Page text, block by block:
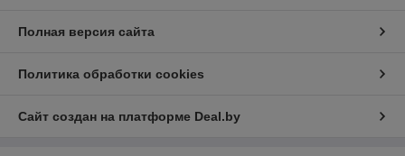
Полная версия сайта
Политика обработки cookies
Сайт создан на платформе Deal.by